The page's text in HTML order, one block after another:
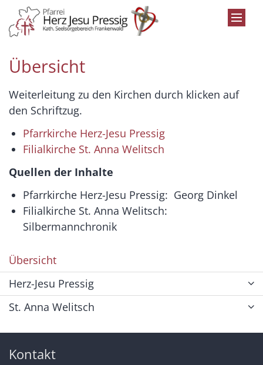
Zum Inhalt springen
Übersicht
Weiterleitung zu den Kirchen durch klicken auf
den Schriftzug.
Pfarrkirche Herz-Jesu Pressig
Filialkirche St. Anna Welitsch
Quellen der Inhalte
Pfarrkirche Herz-Jesu Pressig: Georg Dinkel
Filialkirche St. Anna Welitsch:
Silbermannchronik
Übersicht
Herz-Jesu Pressig
St. Anna Welitsch
Kontakt